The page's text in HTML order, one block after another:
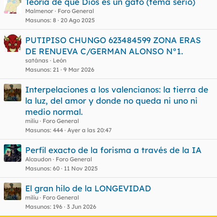
Malmenor
Foro General
Masunos 8 20 Ago 2025
PUTIPISO CHUNGO 623484599 ZONA ERAS
DE RENUEVA C/GERMAN ALONSO N°1.
satánas
León
Masunos 21 9 Mar 2026
Interpelaciones a los valencianos: la tierra de
la luz, del amor y donde no queda ni uno ni
medio normal.
miliu
Foro General
Masunos 444 Ayer a las 20:47
Perfil exacto de la forisma a través de la IA
Alcaudon
Foro General
Masunos 60 11 Nov 2025
El gran hilo de la LONGEVIDAD
miliu
Foro General
Masunos 196 3 Jun 2026